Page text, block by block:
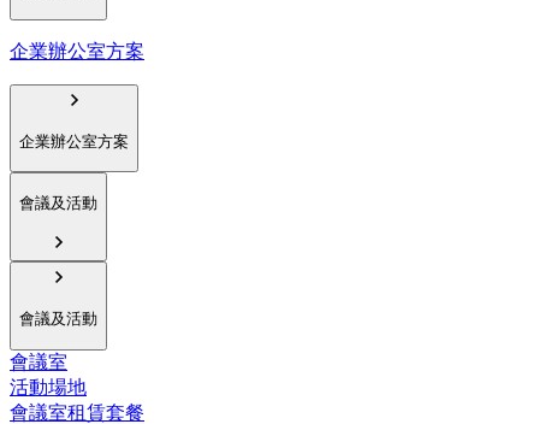
企業辦公室方案
企業辦公室方案
會議及活動
會議及活動
會議室
活動場地
會議室租賃套餐